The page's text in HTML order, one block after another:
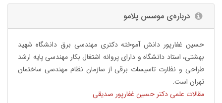
درباره‌ی موسس پلامو
حسین غفارپور دانش آموخته دکتری مهندسی برق دانشگاه شهید
بهشتی، استاد دانشگاه و دارای پروانه اشتغال بکار مهندسی پایه ارشد
طراحی و نظارت تاسیسات برقی از سازمان نظام مهندسی ساختمان
تهران است.
مقالات علمی دکتر حسین غفارپور صدیقی